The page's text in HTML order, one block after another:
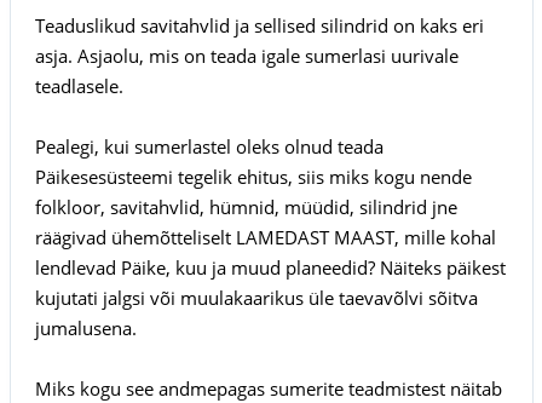
Teaduslikud savitahvlid ja sellised silindrid on kaks eri
asja. Asjaolu, mis on teada igale sumerlasi uurivale
teadlasele.
Pealegi, kui sumerlastel oleks olnud teada
Päikesesüsteemi tegelik ehitus, siis miks kogu nende
folkloor, savitahvlid, hümnid, müüdid, silindrid jne
räägivad ühemõtteliselt LAMEDAST MAAST, mille kohal
lendlevad Päike, kuu ja muud planeedid? Näiteks päikest
kujutati jalgsi või muulakaarikus üle taevavõlvi sõitva
jumalusena.
Miks kogu see andmepagas sumerite teadmistest näitab